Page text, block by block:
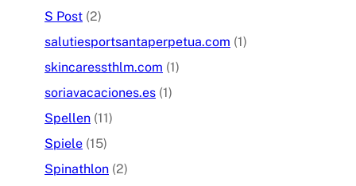
S Post (2)
salutiesportsantaperpetua.com (1)
skincaressthlm.com (1)
soriavacaciones.es (1)
Spellen (11)
Spiele (15)
Spinathlon (2)